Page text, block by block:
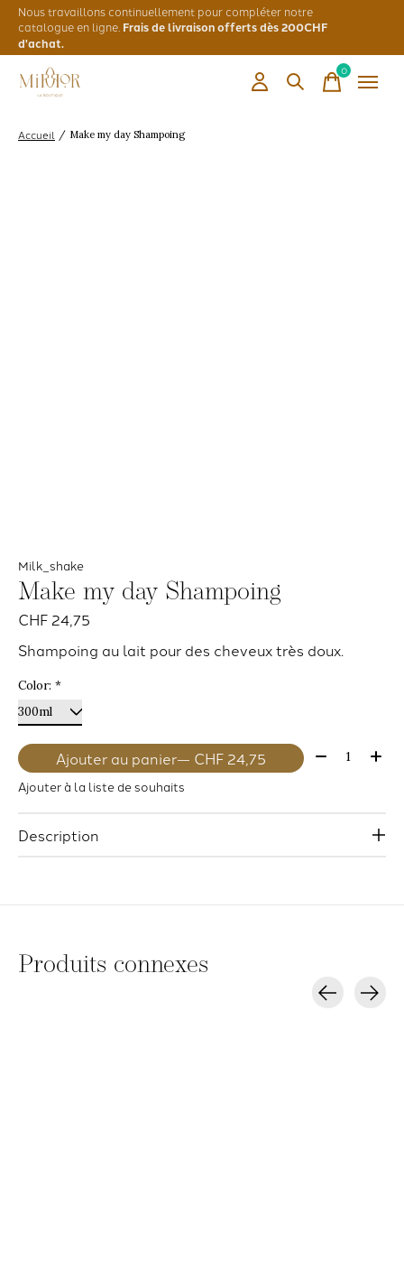
Nous travaillons continuellement pour compléter notre
catalogue en ligne. Frais de livraison offerts dès 200CHF
d'achat.
0items
Accueil / Make my day Shampoing
Milk_shake
Make my day Shampoing
CHF 24,75
Shampoing au lait pour des cheveux très doux.
Color: *
Ajouter au panier — CHF 24,75 Quantité:
Ajouter à la liste de souhaits
Description
Produits connexes